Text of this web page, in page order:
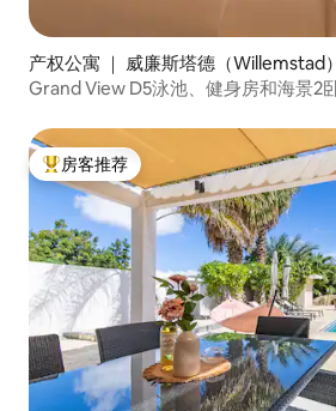
产权公寓 ｜ 威廉斯塔德（Willemstad）
Grand View D5泳池、健身房和海景2
热门「房客推荐」
房客推荐